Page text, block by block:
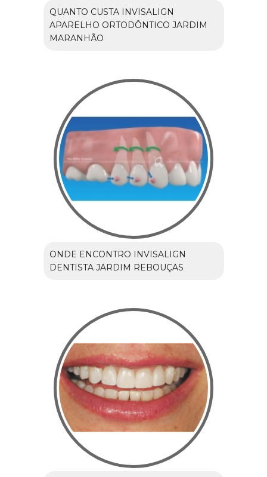
QUANTO CUSTA INVISALIGN
APARELHO ORTODÔNTICO JARDIM
MARANHÃO
ONDE ENCONTRO INVISALIGN
DENTISTA JARDIM REBOUÇAS